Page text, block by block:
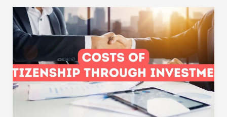
تفاصيل
تكلفة
الحصول
الجنسية
التركية
عن
طريق
الاستثمار